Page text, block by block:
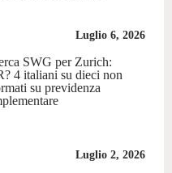
Luglio 6, 2026
SWG per Zurich:
4 italiani su dieci non
su previdenza
Luglio 2, 2026